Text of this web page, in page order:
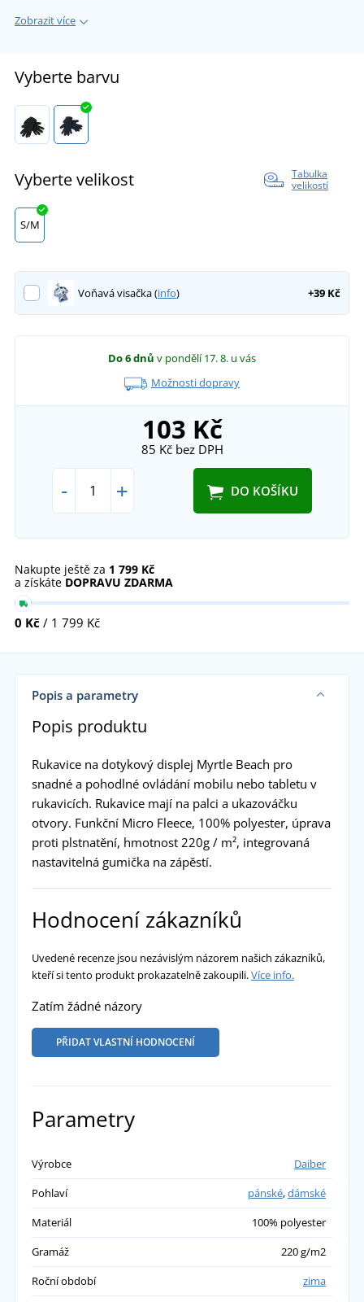
Zobrazit více
Vyberte barvu
Vyberte velikost
Tabulka
velikostí
S/M
Voňavá visačka (info) +39 Kč
Do 6 dnů v pondělí 17. 8. u vás
Možnosti dopravy
103 Kč
85 Kčbez DPH
- + DO KOŠÍKU
Nakupte ještě za 1 799 Kč
a získáte DOPRAVU ZDARMA
0 Kč / 1 799 Kč
Popis a parametry
Popis produktu
Rukavice na dotykový displej Myrtle Beach pro
snadné a pohodlné ovládání mobilu nebo tabletu v
rukavicích. Rukavice mají na palci a ukazováčku
otvory. Funkční Micro Fleece, 100% polyester, úprava
proti plstnatění, hmotnost 220g / m², integrovaná
nastavitelná gumička na zápěstí.
Hodnocení zákazníků
Uvedené recenze jsou nezávislým názorem našich zákazníků,
kteří si tento produkt prokazatelně zakoupili.Více info.
Zatím žádné názory
PŘIDAT VLASTNÍ HODNOCENÍ
Parametry
Výrobce
Daiber
Pohlaví
pánské,dámské
Materiál
100% polyester
Gramáž
220 g/m2
Roční období
zima